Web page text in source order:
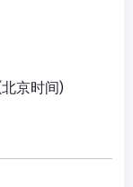
京时间)